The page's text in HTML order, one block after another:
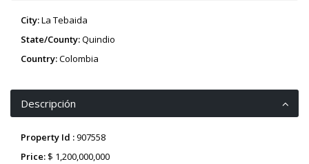
City:La Tebaida
State/County:Quindio
Country:Colombia
Descripción
Property Id :907558
Price: $ 1,200,000,000